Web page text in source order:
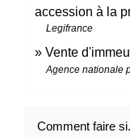
accession à la
Legifrance
Vente
Agence nationale
Comment faire